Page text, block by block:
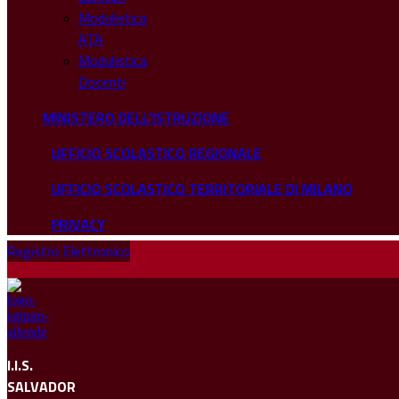
Modulistica
ATA
Modulistica
Docenti
MINISTERO DELL'ISTRUZIONE
UFFICIO SCOLASTICO REGIONALE
UFFICIO SCOLASTICO TERRITORIALE DI MILANO
PRIVACY
Registro Elettronico
I.I.S.
SALVADOR